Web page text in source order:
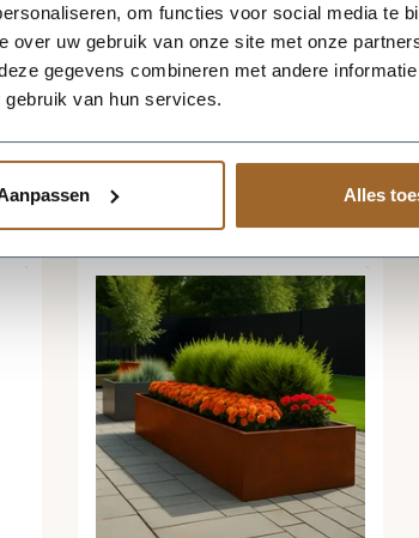
om functies voor social media te
over uw gebruik van onze site met onze
gegevens combineren met andere
van hun services.
Alles